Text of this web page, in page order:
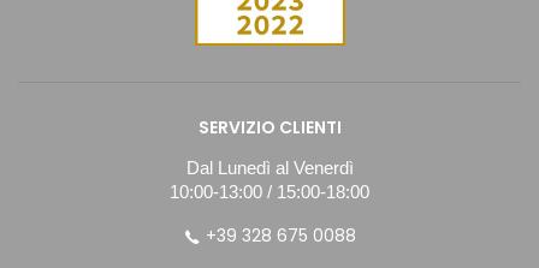
SERVIZIO CLIENTI
Dal Lunedì al Venerdì
10:00-13:00 / 15:00-18:00
+39 328 675 0088